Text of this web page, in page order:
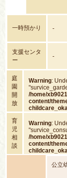
一時預かり -
支援センタ
ー
-
庭
園
開
放
Warning:
/home/
content/
育
児
相
談
Warning:
/home/
content/
公立